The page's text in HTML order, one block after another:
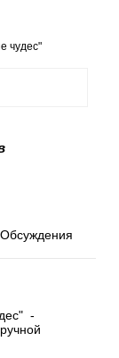
чудес"
Обсуждения
-